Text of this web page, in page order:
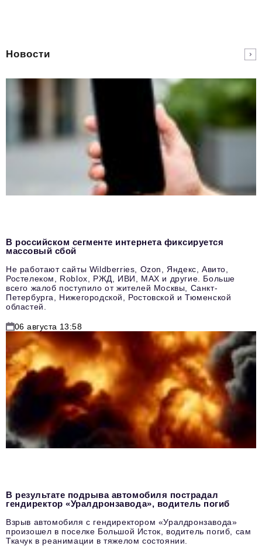
Новости
В российском сегменте интернета фиксируется
массовый сбой
Не работают сайты Wildberries, Ozon, Яндекс, Авито,
Ростелеком, Roblox, РЖД, ИВИ, MAX и другие. Больше
всего жалоб поступило от жителей Москвы, Санкт-
Петербурга, Нижегородской, Ростовской и Тюменской
областей.
06 августа 13:58
В результате подрыва автомобиля пострадал
гендиректор «Уралдронзавода», водитель погиб
Взрыв автомобиля с гендиректором «Уралдронзавода»
произошел в поселке Большой Исток, водитель погиб, сам
Ткачук в реанимации в тяжелом состоянии.